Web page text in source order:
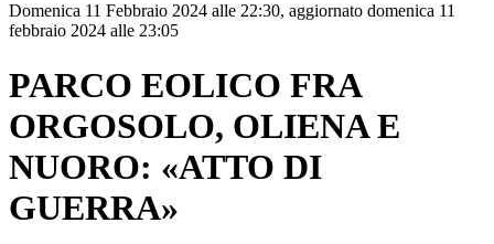
Domenica 11 Febbraio 2024 alle 22:30, aggiornato domenica 11
febbraio 2024 alle 23:05
PARCO EOLICO FRA
ORGOSOLO, OLIENA E
NUORO: «ATTO DI
GUERRA»